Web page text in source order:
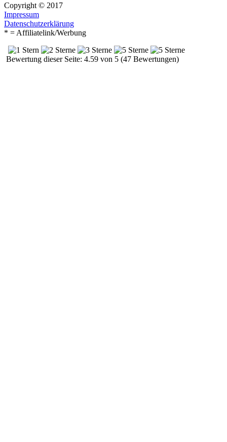
Copyright © 2017
Impressum
Datenschutzerklärung
* = Affiliatelink/Werbung
Bewertung dieser Seite: 4.59 von 5 (47 Bewertungen)